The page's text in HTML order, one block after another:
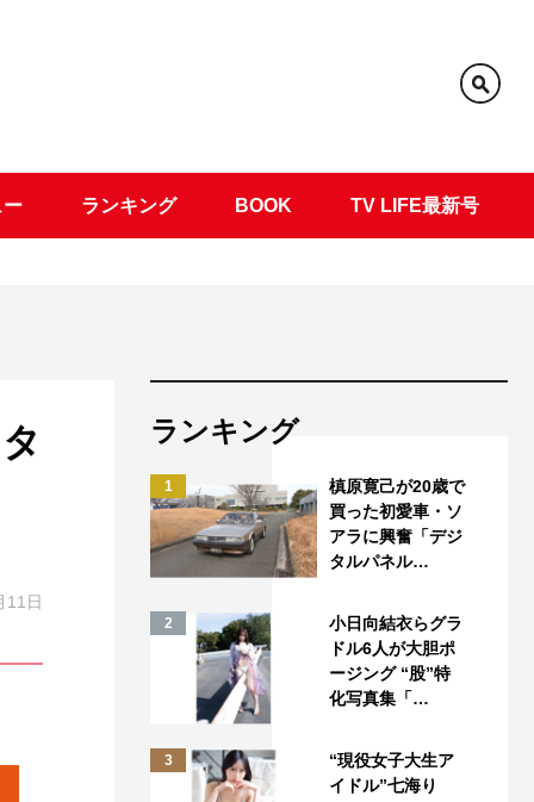
ー ランキング BOOK TV LIFE最新号
11日
ランキング
1
槙原寛己が20歳で
買った初愛車・ソ
アラに興奮「デジ
タルパネル…
2
小日向結衣らグラ
ドル6人が大胆ポ
ージング “股”特
化写真集「…
3
“現役女子大生ア
イドル”七海り